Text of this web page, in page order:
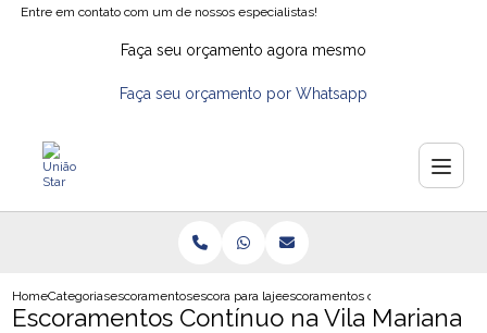
Entre em contato com um de nossos especialistas!
Faça seu orçamento agora mesmo
Faça seu orçamento por Whatsapp
HomeCategoriasescoramentosescora para lajeescoramentos continuo na vila
Escoramentos Contínuo na Vila Mariana